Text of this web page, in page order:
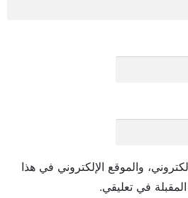
والموقع الإلكتروني في هذا
في تعليقي.